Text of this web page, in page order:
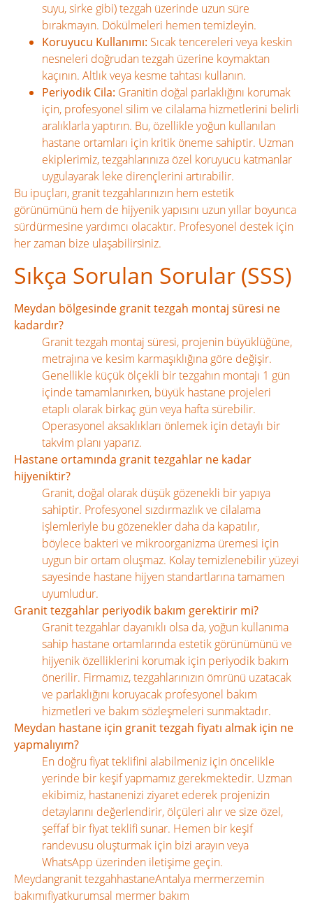
suyu, sirke gibi) tezgah üzerinde uzun süre
bırakmayın. Dökülmeleri hemen temizleyin.
Koruyucu Kullanımı: Sıcak tencereleri veya keskin
nesneleri doğrudan tezgah üzerine koymaktan
kaçının. Altlık veya kesme tahtası kullanın.
Periyodik Cila: Granitin doğal parlaklığını korumak
için, profesyonel silim ve cilalama hizmetlerini belirli
aralıklarla yaptırın. Bu, özellikle yoğun kullanılan
hastane ortamları için kritik öneme sahiptir. Uzman
ekiplerimiz, tezgahlarınıza özel koruyucu katmanlar
uygulayarak leke dirençlerini artırabilir.
Bu ipuçları, granit tezgahlarınızın hem estetik
görünümünü hem de hijyenik yapısını uzun yıllar boyunca
sürdürmesine yardımcı olacaktır. Profesyonel destek için
her zaman bize ulaşabilirsiniz.
Sıkça Sorulan Sorular (SSS)
Meydan bölgesinde granit tezgah montaj süresi ne
kadardır?
Granit tezgah montaj süresi, projenin büyüklüğüne,
metrajına ve kesim karmaşıklığına göre değişir.
Genellikle küçük ölçekli bir tezgahın montajı 1 gün
içinde tamamlanırken, büyük hastane projeleri
etaplı olarak birkaç gün veya hafta sürebilir.
Operasyonel aksaklıkları önlemek için detaylı bir
takvim planı yaparız.
Hastane ortamında granit tezgahlar ne kadar
hijyeniktir?
Granit, doğal olarak düşük gözenekli bir yapıya
sahiptir. Profesyonel sızdırmazlık ve cilalama
işlemleriyle bu gözenekler daha da kapatılır,
böylece bakteri ve mikroorganizma üremesi için
uygun bir ortam oluşmaz. Kolay temizlenebilir yüzeyi
sayesinde hastane hijyen standartlarına tamamen
uyumludur.
Granit tezgahlar periyodik bakım gerektirir mi?
Granit tezgahlar dayanıklı olsa da, yoğun kullanıma
sahip hastane ortamlarında estetik görünümünü ve
hijyenik özelliklerini korumak için periyodik bakım
önerilir. Firmamız, tezgahlarınızın ömrünü uzatacak
ve parlaklığını koruyacak profesyonel bakım
hizmetleri ve bakım sözleşmeleri sunmaktadır.
Meydan hastane için granit tezgah fiyatı almak için ne
yapmalıyım?
En doğru fiyat teklifini alabilmeniz için öncelikle
yerinde bir keşif yapmamız gerekmektedir. Uzman
ekibimiz, hastanenizi ziyaret ederek projenizin
detaylarını değerlendirir, ölçüleri alır ve size özel,
şeffaf bir fiyat teklifi sunar. Hemen bir keşif
randevusu oluşturmak için bizi arayın veya
WhatsApp üzerinden iletişime geçin.
Meydangranit tezgahhastaneAntalya mermerzemin
bakımıfiyatkurumsal mermer bakım